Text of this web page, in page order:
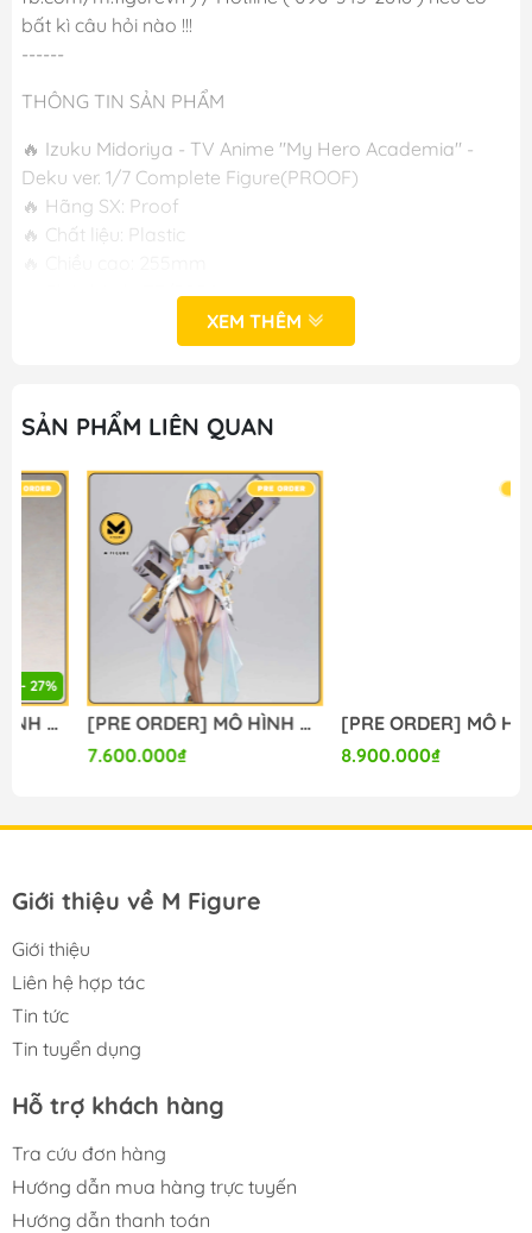
bất kì câu hỏi nào !!!
------
THÔNG TIN SẢN PHẨM
🔥 Izuku Midoriya - TV Anime "My Hero Academia" -
Deku ver. 1/7 Complete Figure(PROOF)
🔥 Hãng SX: Proof
🔥 Chất liệu: Plastic
🔥 Phát hành: T7/2024
M FIGURE - MÔ HÌNH ANIME CHÍNH HÃNG NHẬT BẢN
🔥Add: Ngọc Hồi - Hoàng Liệt - Hoàng Mai - Hà Nội
🔥Hotline: 090-345-2816 or 098-777-0035
🔥Website: https://mfigure.com/
#figure #mo_hinh #mo_hinh_nhan_vat
#mo_hinh_anime #anime_figure #figure
#mo_hinh_chinh_hang #mo_hinh_figure
#figure_chinh_hang #mo_hinh_tinh #nendoroid
#gameprize #scalefigure
-----
XEM THÊM
SẢN PHẨM LIÊN QUAN
[PRE ORDER] MÔ HÌNH Bunny Suit Planning - Sophia F. Shirring - 1/6 - Sister Ver., Bright Edition (Magi Arts) FIGURE CHÍNH HÃNG
7.600.000₫
[PRE ORDER] MÔ HÌNH Limelight Lemonade Jam - Harumi Ena - 1/3.5 (Alice Glint) FIGURE CHÍNH HÃNG
8.900.000₫
Giới thiệu về M Figure
Giới thiệu
Liên hệ hợp tác
Tin tức
Tin tuyển dụng
Hỗ trợ khách hàng
Tra cứu đơn hàng
Hướng dẫn mua hàng trực tuyến
Hướng dẫn thanh toán